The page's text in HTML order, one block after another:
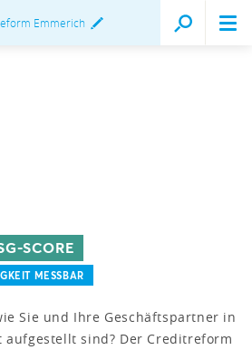
Emmerich
SCORE
MESSBAR
Sie und Ihre Geschäftspartner in
aufgestellt sind? Der Creditreform